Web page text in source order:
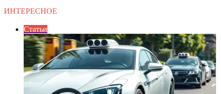
ИНТЕРЕСНОЕ
Статьи